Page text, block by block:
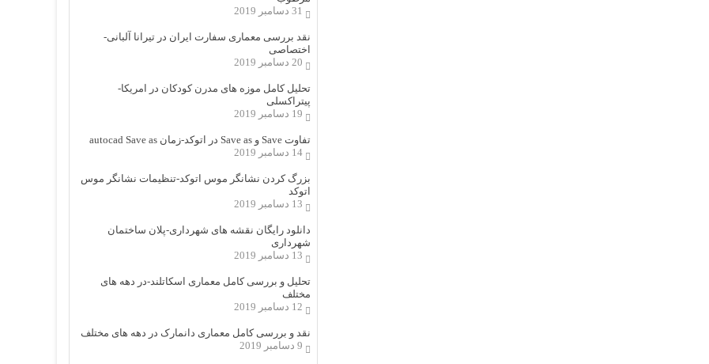
31 دسامبر 2019
نقد بررسی معماری سفارت ایران در تیرانا آلبانی-
اختصاصی
20 دسامبر 2019
تحلیل کامل موزه های مدرن کودکان در امریکا-
پیتراکسلی
19 دسامبر 2019
تفاوت Save و Save as در اتوکد-زمان autocad Save as
14 دسامبر 2019
بزرگ کردن نشانگر موس اتوکد-تنظیمات نشانگر موس
اتوکد
13 دسامبر 2019
دانلود رایگان نقشه های شهرداری-پلان ساختمان
شهرداری
13 دسامبر 2019
تحلیل و بررسی کامل معماری اسکاتلند-در دهه های
مختلف
12 دسامبر 2019
نقد و بررسی کامل معماری دانمارک در دهه های مختلف
9 دسامبر 2019